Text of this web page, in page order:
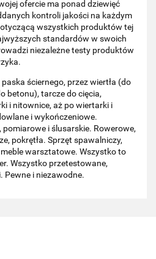
ofercie ma ponad dziewięć
kontroli jakości na każdym
wszystkich produktów tej
standardów w swoich
niezależne testy produktów
ściernego, przez wiertła (do
betonu), tarcze do cięcia,
i nitownice, aż po wiertarki i
i wykończeniowe.
i ślusarskie. Rowerowe,
pokrętła. Sprzęt spawalniczy,
warsztatowe. Wszystko to
Wszystko przetestowane,
Pewne i niezawodne.